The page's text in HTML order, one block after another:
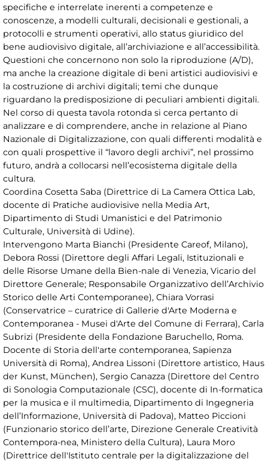
specifiche e interrelate inerenti a competenze e
conoscenze, a modelli culturali, decisionali e gestionali, a
protocolli e strumenti operativi, allo status giuridico del
bene audiovisivo digitale, all’archiviazione e all’accessibilità.
Questioni che concernono non solo la riproduzione (A/D),
ma anche la creazione digitale di beni artistici audiovisivi e
la costruzione di archivi digitali; temi che dunque
riguardano la predisposizione di peculiari ambienti digitali.
Nel corso di questa tavola rotonda si cerca pertanto di
analizzare e di comprendere, anche in relazione al Piano
Nazionale di Digitalizzazione, con quali differenti modalità e
con quali prospettive il “lavoro degli archivi”, nel prossimo
futuro, andrà a collocarsi nell’ecosistema digitale della
cultura.
Coordina Cosetta Saba (Direttrice di La Camera Ottica Lab,
docente di Pratiche audiovisive nella Media Art,
Dipartimento di Studi Umanistici e del Patrimonio
Culturale, Università di Udine).
Intervengono Marta Bianchi (Presidente Careof, Milano),
Debora Rossi (Direttore degli Affari Legali, Istituzionali e
delle Risorse Umane della Bien-nale di Venezia, Vicario del
Direttore Generale; Responsabile Organizzativo dell’Archivio
Storico delle Arti Contemporanee), Chiara Vorrasi
(Conservatrice – curatrice di Gallerie d'Arte Moderna e
Contemporanea - Musei d'Arte del Comune di Ferrara), Carla
Subrizi (Presidente della Fondazione Baruchello, Roma.
Docente di Storia dell'arte contemporanea, Sapienza
Università di Roma), Andrea Lissoni (Direttore artistico, Haus
der Kunst, München), Sergio Canazza (Direttore del Centro
di Sonologia Computazionale (CSC), docente di In-formatica
per la musica e il multimedia, Dipartimento di Ingegneria
dell’Informazione, Università di Padova), Matteo Piccioni
(Funzionario storico dell’arte, Direzione Generale Creatività
Contempora-nea, Ministero della Cultura), Laura Moro
(Direttrice dell'Istituto centrale per la digitalizzazione del